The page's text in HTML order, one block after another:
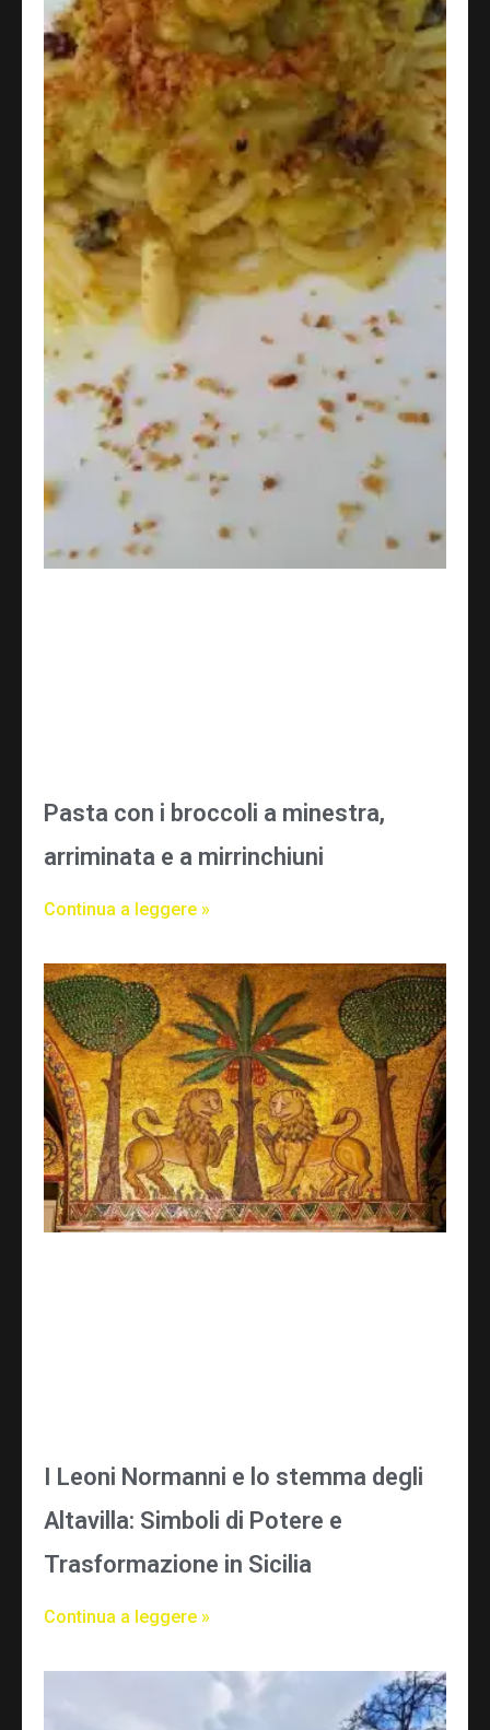
Pasta con i broccoli a minestra,
arriminata e a mirrinchiuni
Continua a leggere »
I Leoni Normanni e lo stemma degli
Altavilla: Simboli di Potere e
Trasformazione in Sicilia
Continua a leggere »